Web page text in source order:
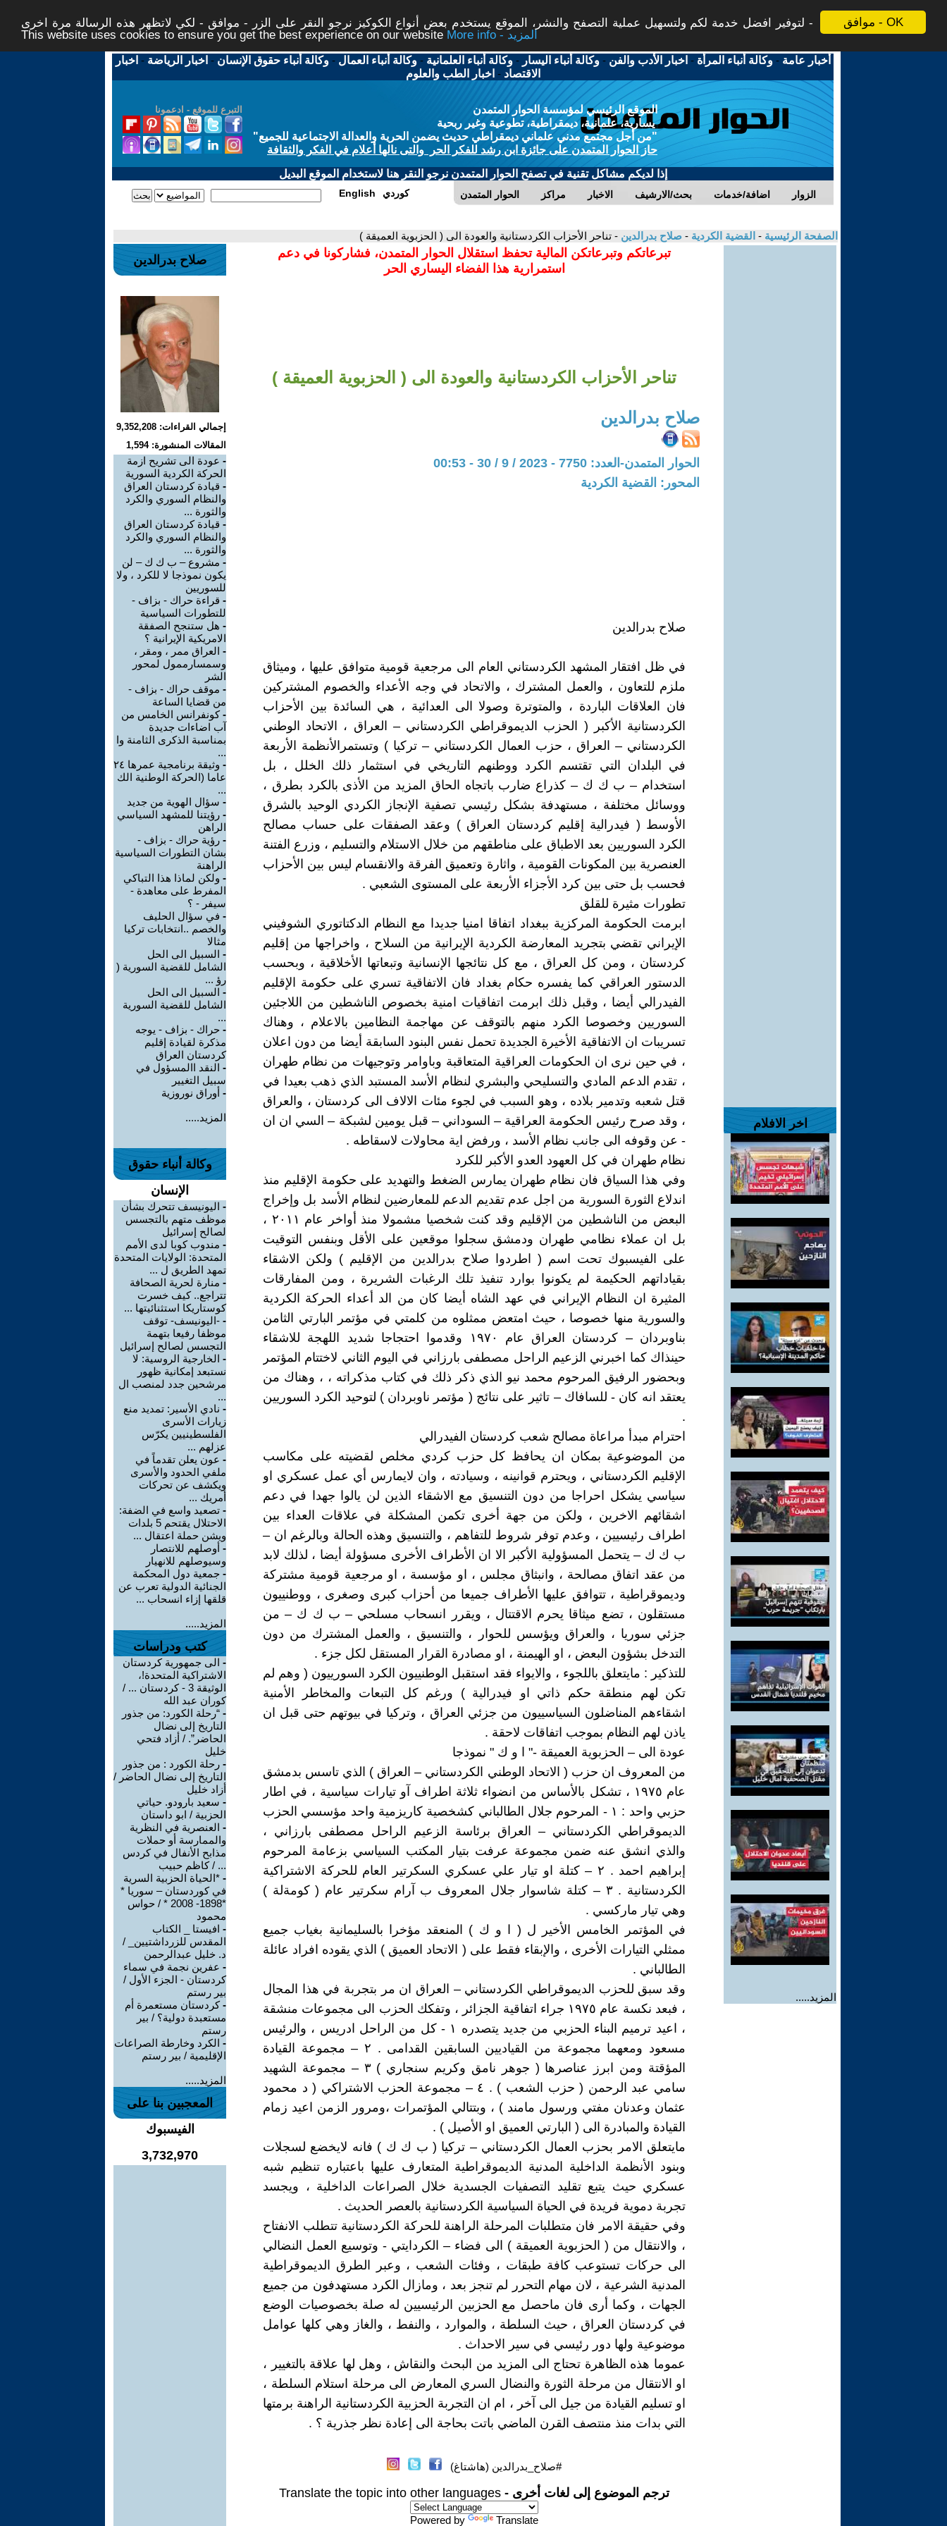
موافق - OK
لتوفير افضل خدمة لكم ولتسهيل عملية التصفح والنشر، الموقع يستخدم بعض أنواع الكوكيز نرجو النقر على الزر - موافق - لكي لاتظهر هذه الرسالة مرة اخرى -
This website uses cookies to ensure you get the best experience on our website
More info - المزيد
أخبار عامة -وكالة أنباء المرأة - اخبار الأدب والفن -وكالة أنباء اليسار -وكالة أنباء العلمانية -وكالة أنباء العمال -وكالة أنباء حقوق الإنسان - اخبار الرياضة - اخبار
الاقتصاد - اخبار الطب والعلوم
التبرع للموقع - ادعمونا
الموقع الرئيسي لمؤسسة الحوار المتمدن
يسارية، علمانية، ديمقراطية، تطوعية وغير ربحية
"من أجل مجتمع مدني علماني ديمقراطي حديث يضمن الحرية والعدالة الاجتماعية للجميع"
حاز الحوار المتمدن على جائزة ابن رشد للفكر الحر والتى نالها أعلام في الفكر والثقافة
إذا لديكم مشاكل تقنية في تصفح الحوار المتمدن نرجو النقر هنا لاستخدام الموقع البديل
الحوار المتمدن مراكز الاخبار بحث/الارشيف اضافة/خدمات الزوار English كوردي
الصفحة الرئيسية - القضية الكردية - صلاح بدرالدين - تناحر الأحزاب الكردستانية والعودة الى ( الحزبوية العميقة )
اخر الافلام
المزيد.....
تبرعاتكم وتبرعاتكن المالية تحفظ استقلال الحوار المتمدن، فشاركونا في دعم
استمرارية هذا الفضاء اليساري الحر
تناحر الأحزاب الكردستانية والعودة الى ( الحزبوية العميقة )
صلاح بدرالدين
الحوار المتمدن-العدد: 7750 - 2023 / 9 / 30 - 00:53
المحور: القضية الكردية
صلاح بدرالدين
في ظل افتقار المشهد الكردستاني العام الى مرجعية قومية متوافق عليها ، وميثاق
ملزم للتعاون ، والعمل المشترك ، والاتحاد في وجه الأعداء والخصوم المشتركين
فان العلاقات الباردة ، والمتوترة وصولا الى العدائية ، هي السائدة بين الأحزاب
الكردستانية الأكبر ( الحزب الديموقراطي الكردستاني – العراق ، الاتحاد الوطني
الكردستاني – العراق ، حزب العمال الكردستاني – تركيا ) وتستمرالأنظمة الأربعة
في البلدان التي تقتسم الكرد ووطنهم التاريخي في استثمار ذلك الخلل ، بل
استخدام – ب ك ك – كذراع ضارب باتجاه الحاق المزيد من الأذى بالكرد بطرق ،
ووسائل مختلفة ، مستهدفة بشكل رئيسي تصفية الإنجاز الكردي الوحيد بالشرق
الأوسط ( فيدرالية إقليم كردستان العراق ) وعقد الصفقات على حساب مصالح
الكرد السوريين بعد الاطباق على مناطقهم من خلال الاستلام والتسليم ، وزرع الفتنة
العنصرية بين المكونات القومية ، واثارة وتعميق الفرقة والانقسام ليس بين الأحزاب
فحسب بل حتى بين كرد الأجزاء الأربعة على المستوى الشعبي .
تطورات مثيرة للقلق
ابرمت الحكومة المركزية ببغداد اتفاقا امنيا جديدا مع النظام الدكتاتوري الشوفيني
الإيراني تقضي بتجريد المعارضة الكردية الإيرانية من السلاح ، واخراجها من إقليم
كردستان ، ومن كل العراق ، مع كل نتائجها الإنسانية وتبعاتها الأخلاقية ، وبحسب
الدستور العراقي كما يفسره حكام بغداد فان الاتفاقية تسري على حكومة الإقليم
الفيدرالي أيضا ، وقبل ذلك ابرمت اتفاقيات امنية بخصوص الناشطين من اللاجئين
السوريين وخصوصا الكرد منهم بالتوقف عن مهاجمة النظامين بالاعلام ، وهناك
تسريبات ان الاتفاقية الأخيرة الجديدة تحمل نفس البنود السابقة أيضا من دون اعلان
، في حين نرى ان الحكومات العراقية المتعاقبة وباوامر وتوجيهات من نظام طهران
، تقدم الدعم المادي والتسليحي والبشري لنظام الأسد المستبد الذي ذهب بعيدا في
قتل شعبه وتدمير بلاده ، وهو السبب في لجوء مئات الالاف الى كردستان ، والعراق
، وقد صرح رئيس الحكومة العراقية – السوداني – قبل يومين لشبكة – السي ان ان
- عن وقوفه الى جانب نظام الأسد ، ورفض اية محاولات لاسقاطه .
نظام طهران في كل العهود العدو الأكبر للكرد
وفي هذا السياق فان نظام طهران يمارس الضغط والتهديد على حكومة الإقليم منذ
اندلاع الثورة السورية من اجل عدم تقديم الدعم للمعارضين لنظام الأسد بل وإخراج
البعض من الناشطين من الإقليم وقد كنت شخصيا مشمولا منذ أواخر عام ٢٠١١ ،
بل ان عملاء نظامي طهران ودمشق سجلوا موقعين على الأقل وبنفس التوقيت
على الفيسبوك تحت اسم ( اطردوا صلاح بدرالدين من الإقليم ) ولكن الاشقاء
بقياداتهم الحكيمة لم يكونوا بوارد تنفيذ تلك الرغبات الشريرة ، ومن المفارقات
المثيرة ان النظام الإيراني في عهد الشاه أيضا كان من الد أعداء الحركة الكردية
والسورية منها خصوصا ، حيث امتعض ممثلوه من كلمتي في مؤتمر البارتي الثامن
بناوبردان – كردستان العراق عام ١٩٧٠ وقدموا احتجاجا شديد اللهجة للاشقاء
حينذاك كما اخبرني الزعيم الراحل مصطفى بارزاني في اليوم الثاني لاختتام المؤتمر
وبحضور الرفيق المرحوم محمد نيو الذي ذكر ذلك في كتاب مذكراته ، ، وهناك من
يعتقد انه كان - للسافاك – تاثير على نتائج ( مؤتمر ناوبردان ) لتوحيد الكرد السوريين
.
احترام مبدأ مراعاة مصالح شعب كردستان الفيدرالي
من الموضوعية بمكان ان يحافظ كل حزب كردي مخلص لقضيته على مكاسب
الإقليم الكردستاني ، ويحترم قوانينه ، وسيادته ، وان لايمارس أي عمل عسكري او
سياسي يشكل احراجا من دون التنسيق مع الاشقاء الذين لن يالوا جهدا في دعم
اشقائهم الاخرين ، ولكن من جهة أخرى تكمن المشكلة في علاقات العداء بين
اطراف رئيسيين ، وعدم توفر شروط للتفاهم ، والتنسيق وهذه الحالة وبالرغم ان –
ب ك ك – يتحمل المسؤولية الأكبر الا ان الأطراف الأخرى مسؤولة أيضا ، لذلك لابد
من عقد اتفاق مصالحة ، وانبثاق مجلس ، او مؤسسة ، او مرجعية قومية مشتركة
وديموقراطية ، تتوافق عليها الأطراف جميعا من أحزاب كبرى وصغرى ، ووطنييون
مستقلون ، تضع ميثاقا يحرم الاقتتال ، ويقرر انسحاب مسلحي – ب ك ك – من
جزئي سوريا ، والعراق ويؤسس للحوار ، والتنسيق ، والعمل المشترك من دون
التدخل بشؤون البعض ، او الهيمنة ، او مصادرة القرار المستقل لكل جزء .
للتذكير : مايتعلق باللجوء ، والايواء فقد استقبل الوطنييون الكرد السورييون ( وهم لم
تكن لهم منطقة حكم ذاتي او فيدرالية ) ورغم كل التبعات والمخاطر الأمنية
اشقاءهم المناضلون السياسييون من جزئي العراق ، وتركيا في بيوتهم حتى قبل ان
ياذن لهم النظام بموجب اتفاقات لاحقة .
عودة الى – الحزبوية العميقة -" ا و ك " نموذجا
من المعروف ان حزب ( الاتحاد الوطني الكردستاني – العراق ) الذي تاسس بدمشق
عام ١٩٧٥ ، تشكل بالأساس من انضواء ثلاثة اطراف آو تيارات سياسية ، في اطار
حزبي واحد : ١ - المرحوم جلال الطالباني كشخصية كاريزمية واحد مؤسسي الحزب
الديموقراطي الكردستاني – العراق برئاسة الزعيم الراحل مصطفى بارزاني ،
والذي انشق عنه ضمن مجموعة عرفت بتيار المكتب السياسي بزعامة المرحوم
إبراهيم احمد . ٢ – كتلة او تيار علي عسكري السكرتير العام للحركة الاشتراكية
الكردستانية . ٣ – كتلة شاسوار جلال المعروف ب آرام سكرتير عام ( كومةلة )
وهي تيار ماركسي .
في المؤتمر الخامس الأخير ل ( ا و ك ) المنعقد مؤخرا بالسليمانية بغياب جميع
ممثلي التيارات الأخرى ، والإبقاء فقط على ( الاتحاد العميق ) الذي يقوده افراد عائلة
الطالباني .
وقد سبق للحزب الديموقراطي الكردستاني – العراق ان مر بتجربة في هذا المجال
، فبعد نكسة عام ١٩٧٥ جراء اتفاقية الجزائر ، وتفكك الحزب الى مجموعات منشقة
، اعيد ترميم البناء الحزبي من جديد يتصدره ١ - كل من الراحل ادريس ، والرئيس
مسعود ومعهما مجموعة من القياديين السابقين القدامى . ٢ – مجموعة القيادة
المؤقتة ومن ابرز عناصرها ( جوهر نامق وكريم سنجاري ) ٣ – مجموعة الشهيد
سامي عبد الرحمن ( حزب الشعب ) . ٤ – مجموعة الحزب الاشتراكي ( د محمود
عثمان وعدنان مفتي ورسول مامند ) ، وبتتالي المؤتمرات ،ومرور الزمن اعيد زمام
القيادة والمبادرة الى ( البارتي العميق او الأصيل ) .
مايتعلق الامر بحزب العمال الكردستاني – تركيا ( ب ك ك ) فانه لايخضع لسجلات
وبنود الأنظمة الداخلية المدنية الديموقراطية المتعارف عليها باعتباره تنظيم شبه
عسكري حيث يتبع تقليد التصفيات الجسدية خلال الصراعات الداخلية ، ويجسد
تجربة دموية فريدة في الحياة السياسية الكردستانية بالعصر الحديث .
وفي حقيقة الامر فان متطلبات المرحلة الراهنة للحركة الكردستانية تتطلب الانفتاح
، والانتقال من ( الحزبوية العميقة ) الى فضاء – الكردايتي - وتوسيع العمل النضالي
الى حركات تستوعب كافة طبقات ، وفئات الشعب ، وعبر الطرق الديموقراطية
المدنية الشرعية ، لان مهام التحرر لم تنجز بعد ، ومازال الكرد مستهدفون من جميع
الجهات ، وكما أرى فان ماحصل مع الحزبين الرئيسيين له صلة بخصوصيات الوضع
في كردستان العراق ، حيث السلطة ، والموارد ، والنفط ، والغاز وهي كلها عوامل
موضوعية ولها دور رئيسي في سير الاحداث .
عموما هذه الظاهرة تحتاج الى المزيد من البحث والنقاش ، وهل لها علاقة بالتغيير ،
او الانتقال من مرحلة الثورة والنضال السري المعارض الى مرحلة استلام السلطة ،
او تسليم القيادة من جيل الى آخر ، ام ان التجربة الحزبية الكردستانية الراهنة برمتها
التي بدات منذ منتصف القرن الماضي باتت بحاجة الى إعادة نظر جذرية ؟ .
#صلاح_بدرالدين (هاشتاغ)
ترجم الموضوع إلى لغات أخرى - Translate the topic into other languages
Powered by Translate
صلاح بدرالدين
إجمالي القراءات: 9,352,208
المقالات المنشورة: 1,594
- عودة الى تشريح ازمة
الحركة الكردية السورية
- قيادة كردستان العراق
والنظام السوري والكرد
والثورة ...
- قيادة كردستان العراق
والنظام السوري والكرد
والثورة ...
- مشروع – ب ك ك – لن
يكون نموذجا لا للكرد ، ولا
للسوريين
- قراءة حراك - بزاف -
للتطورات السياسية
- هل ستنجح الصفقة
الامريكية الإيرانية ؟
- العراق ممر ، ومقر ،
وسمسارممول لمحور
الشر
- موقف حراك - بزاف -
من قضايا الساعة
-كونفرانس الخامس من
آب اضاءات جديدة
بمناسبة الذكرى الثامنة وا
...
-
وثيقة برنامجية عمرها ٢٤
عاما (الحركة الوطنية الك
...
- سؤال الهوية من جديد
- رؤيتنا للمشهد السياسي
الراهن
- رؤية حراك - بزاف -
بشان التطورات السياسية
الراهنة
- ولكن لماذا هذا التباكي
المفرط على معاهدة -
سيفر - ؟
- في سؤال الحليف
والخصم ..انتخابات تركيا
مثالا
- السبيل الى الحل
الشامل للقضية السورية (
رؤ ...
- السبيل الى الحل
الشامل للقضية السورية
...
- حراك - بزاف - يوجه
مذكرة لقيادة إقليم
كردستان العراق
- النقد االمسؤول في
سبيل التغيير
- أوراق نوروزية
المزيد.....
وكالة أنباء حقوق
الإنسان
- اليونيسف تتحرك بشأن
موظف متهم بالتجسس
لصالح إسرائيل
- مندوب كوبا لدى الأمم
المتحدة: الولايات المتحدة
تمهد الطريق ل ...
- منارة لحرية الصحافة
تتراجع.. كيف خسرت
كوستاريكا استثنائيتها ...
- -اليونيسف- توقف
موظفا رفيعا بتهمة
التجسس لصالح إسرائيل
- الخارجية الروسية: لا
نستبعد إمكانية ظهور
مرشحين جدد لمنصب ال
...
- نادي الأسير: تمديد منع
زيارات الأسرى
الفلسطينيين يكرّس
عزلهم ...
- عون يعلن تقدماً في
ملفي الحدود والأسرى
ويكشف عن تحركات
أمريك ...
- تصعيد واسع في الضفة:
الاحتلال يقتحم 5 بلدات
ويشن حملة اعتقال ...
- أوصلهم للانتصار
وسيوصلهم للانهيار
- جمعية دول المحكمة
الجنائية الدولية تعرب عن
قلقها إزاء انسحاب ...
المزيد.....
كتب ودراسات
- الى جمهورية كردستان
الاشتراكية المتحدة!،
الوثيقة 3 - كردستان ... /
كوران عبد الله
- “رحلة الكورد: من جذور
التاريخ إلى نضال
الحاضر”. / أزاد فتحي
خليل
- رحلة الكورد : من جذور
التاريخ إلى نضال الحاضر /
أزاد خليل
- سعید بارودو. حیاتي
الحزبیة / ابو داستان
- العنصرية في النظرية
والممارسة أو حملات
مذابح الأنفال في كردس
... / كاظم حبيب
- *الحياة الحزبية السرية
في كوردستان – سوريا *
*1898- 2008 * / حواس
محمود
- افيستا _ الكتاب
المقدس للزرداشتيين_ /
د. خليل عبدالرحمن
- عفرين نجمة في سماء
كردستان - الجزء الأول /
بير رستم
-كردستان مستعمرة أم
مستعبدة دولية؟ / بير
رستم
- الكرد وخارطة الصراعات
الإقليمية / بير رستم
المزيد.....
المعجبين بنا على
الفيسبوك
3,732,970